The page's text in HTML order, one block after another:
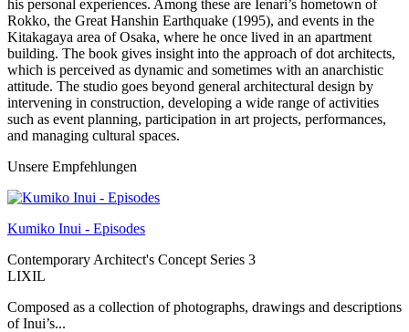
his personal experiences. Among these are Ienari’s hometown of
Rokko, the Great Hanshin Earthquake (1995), and events in the
Kitakagaya area of Osaka, where he once lived in an apartment
building. The book gives insight into the approach of dot architects,
which is perceived as dynamic and sometimes with an anarchistic
attitude. The studio goes beyond general architectural design by
intervening in construction, developing a wide range of activities
such as event planning, participation in art projects, performances,
and managing cultural spaces.
Unsere Empfehlungen
Kumiko Inui - Episodes
Contemporary Architect's Concept Series 3
LIXIL
Composed as a collection of photographs, drawings and descriptions
of Inui’s...